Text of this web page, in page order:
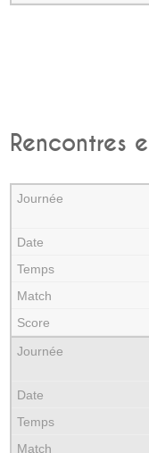
Rencontres